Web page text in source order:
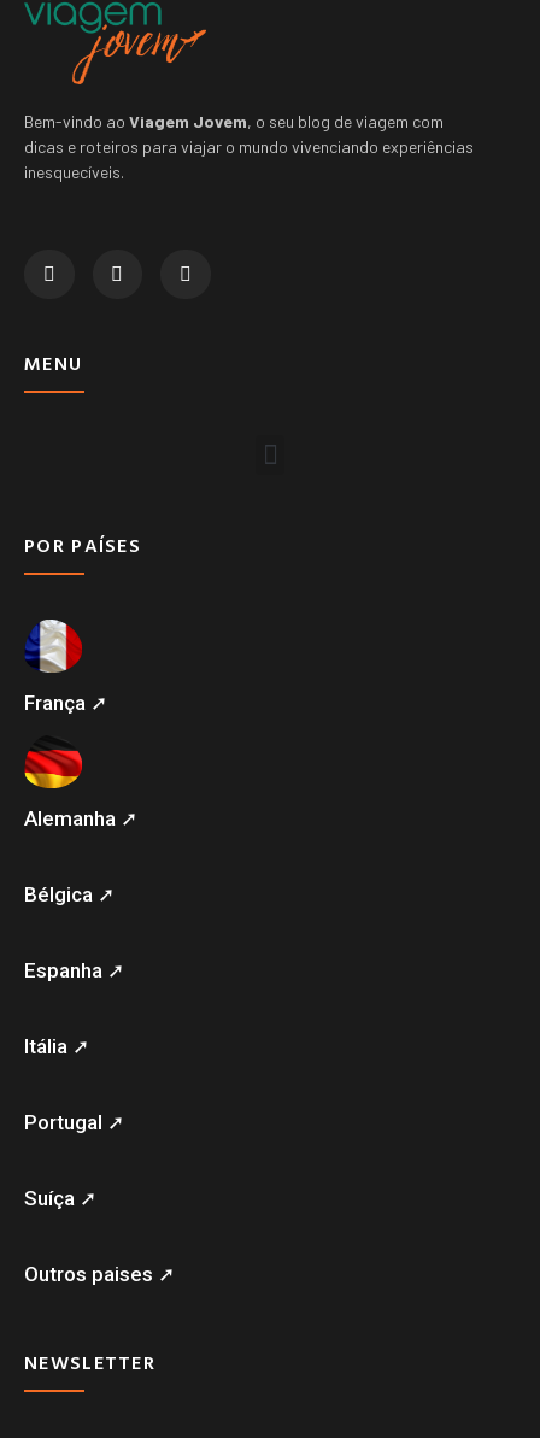
Bem-vindo ao Viagem Jovem, o seu blog de viagem com
dicas e roteiros para viajar o mundo vivenciando experiências
inesquecíveis.
MENU
POR PAÍSES
França ➚
Alemanha ➚
Bélgica ➚
Espanha ➚
Itália ➚
Portugal ➚
Suíça ➚
Outros paises ➚
NEWSLETTER